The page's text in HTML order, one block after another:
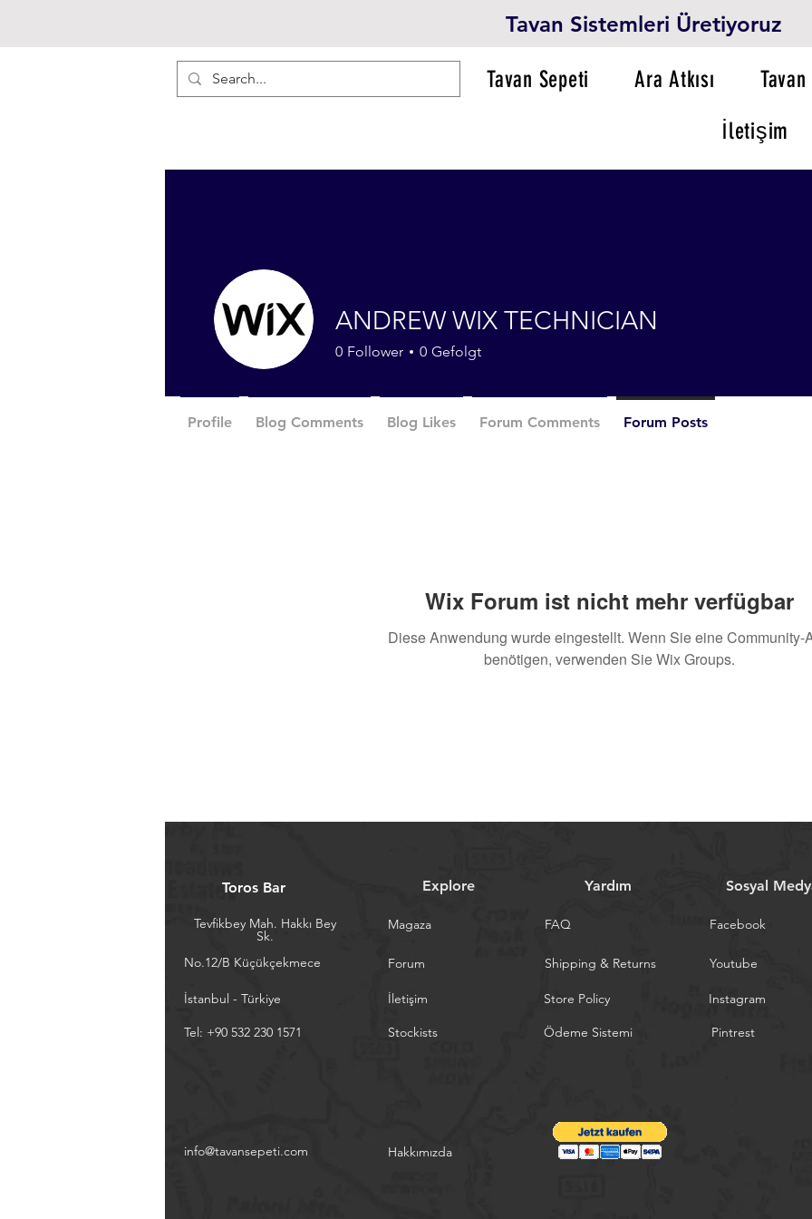
Tavan Sistemleri Üretiyoruz
Tavan Sepeti Ara Atkısı
İletişim
Wix Forum ist nicht mehr verfügbar
Diese Anwendung wurde eingestellt. Wenn Sie eine Community-
benötigen, verwenden Sie Wix Groups.
ANDREW WIX TECHNICIAN
0 Follower 0 Gefolgt
Profile Blog Comments Blog Likes Forum Comments Forum Posts
Toros Bar
Tevfikbey Mah. Hakkı Bey
Sk.
No.12/B Küçükçekmece
İstanbul - Türkiye
Tel: +90 532 230 1571
Explore
Magaza
Forum
İletişim
Stockists
Yardım
FAQ
Shipping & Returns
Store Policy
Ödeme Sistemi
Sosyal
Facebook
Youtube
Instagram
Pintrest
info@tavansepeti.com Hakkımızda